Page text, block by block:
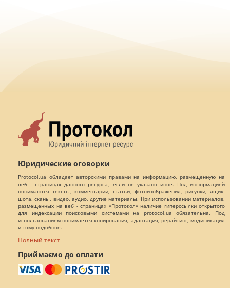
Юридические оговорки
Protocol.ua обладает авторскими правами на информацию, размещенную на
веб - страницах данного ресурса, если не указано иное. Под информацией
понимаются тексты, комментарии, статьи, фотоизображения, рисунки, ящик-
шота, сканы, видео, аудио, другие материалы. При использовании материалов,
размещенных на веб - страницах «Протокол» наличие гиперссылки открытого
для индексации поисковыми системами на protocol.ua обязательна. Под
использованием понимается копирования, адаптация, рерайтинг, модификация
и тому подобное.
Полный текст
Приймаємо до оплати